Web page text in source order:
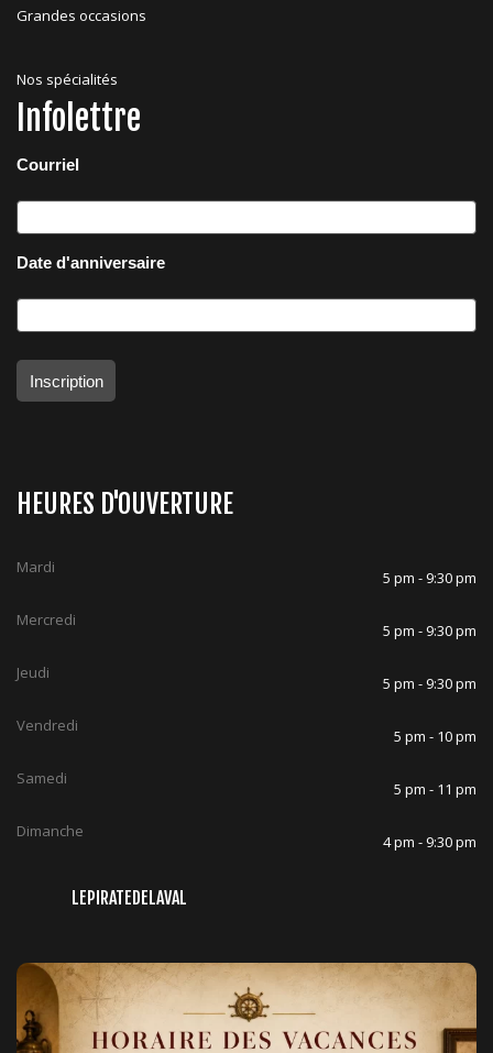
Grandes occasions
Nos spécialités
Infolettre
Courriel
Date d'anniversaire
Inscription
HEURES D'OUVERTURE
Mardi
5 pm - 9:30 pm
Mercredi
5 pm - 9:30 pm
Jeudi
5 pm - 9:30 pm
Vendredi
5 pm - 10 pm
Samedi
5 pm - 11 pm
Dimanche
4 pm - 9:30 pm
LEPIRATEDELAVAL